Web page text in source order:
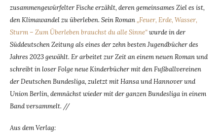
zusammengewürfelter Fische erzählt, deren gemeinsames Ziel es ist,
den Klimawandel zu überleben. Sein Roman„Feuer, Erde, Wasser,
Sturm – Zum Überleben brauchst du alle Sinne“wurde in der
Süddeutschen Zeitung als eines der zehn besten Jugendbücher des
Jahres 2023 gewählt. Er arbeitet zur Zeit an einem neuen Roman und
schreibt in loser Folge neue Kinderbücher mit den Fußballvereinen
der Deutschen Bundesliga, zuletzt mit Hansa und Hannover und
Union Berlin, demnächst wieder mit der ganzen Bundesliga in einem
Band versammelt. //
Aus dem Verlag: